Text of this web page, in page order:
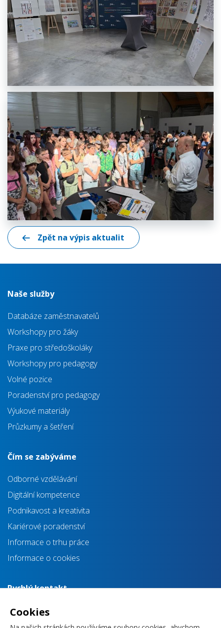
Zpět na výpis aktualit
Naše služby
Databáze zaměstnavatelů
Workshopy pro žáky
Praxe pro středoškoláky
Workshopy pro pedagogy
Volné pozice
Poradenství pro pedagogy
Výukové materiály
Průzkumy a šetření
Čím se zabýváme
Odborné vzdělávání
Digitální kompetence
Podnikavost a kreativita
Kariérové poradenství
Informace o trhu práce
Informace o cookies
Rychlý kontakt
info@impulsprokarieru.cz
+420 720 830 118
Cookies